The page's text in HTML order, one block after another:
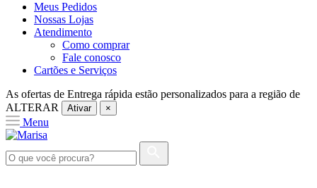
Meus Pedidos
Nossas Lojas
Atendimento
Como comprar
Fale conosco
Cartões e Serviços
As ofertas de Entrega rápida estão personalizados para a região de
ALTERAR
Ativar ×
Menu